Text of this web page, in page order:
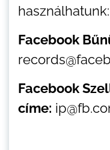
használhatunk:
Facebook
Facebook
címe: